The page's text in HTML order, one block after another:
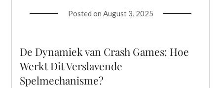
Posted on August 3, 2025
De Dynamiek van Crash Games: Hoe
Werkt Dit Verslavende
Spelmechanisme?